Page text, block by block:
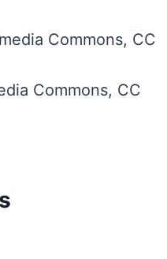
Commons, CC
Commons, CC